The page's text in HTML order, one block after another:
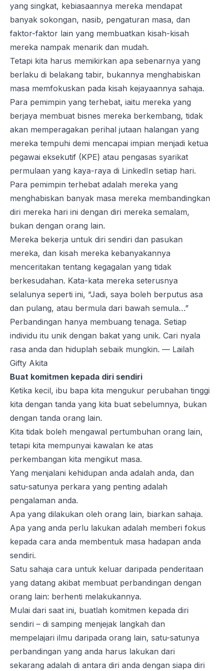
yang singkat, kebiasaannya mereka mendapat
banyak sokongan, nasib, pengaturan masa, dan
faktor-faktor lain yang membuatkan kisah-kisah
mereka nampak menarik dan mudah.
Tetapi kita harus memikirkan apa sebenarnya yang
berlaku di belakang tabir, bukannya menghabiskan
masa memfokuskan pada kisah kejayaannya sahaja.
Para pemimpin yang terhebat, iaitu mereka yang
berjaya membuat bisnes mereka berkembang, tidak
akan memperagakan perihal jutaan halangan yang
mereka tempuhi demi mencapai impian menjadi ketua
pegawai eksekutif (KPE) atau pengasas syarikat
permulaan yang kaya-raya di LinkedIn setiap hari.
Para pemimpin terhebat adalah mereka yang
menghabiskan banyak masa mereka membandingkan
diri mereka hari ini dengan diri mereka semalam,
bukan dengan orang lain.
Mereka bekerja untuk diri sendiri dan pasukan
mereka, dan kisah mereka kebanyakannya
menceritakan tentang kegagalan yang tidak
berkesudahan. Kata-kata mereka seterusnya
selalunya seperti ini, “Jadi, saya boleh berputus asa
dan pulang, atau bermula dari bawah semula…”
Perbandingan hanya membuang tenaga. Setiap
individu itu unik dengan bakat yang unik. Cari nyala
rasa anda dan hiduplah sebaik mungkin. — Lailah
Gifty Akita
Buat komitmen kepada diri sendiri
Ketika kecil, ibu bapa kita mengukur perubahan tinggi
kita dengan tanda yang kita buat sebelumnya, bukan
dengan tanda orang lain.
Kita tidak boleh mengawal pertumbuhan orang lain,
tetapi kita mempunyai kawalan ke atas
perkembangan kita mengikut masa.
Yang menjalani kehidupan anda adalah anda, dan
satu-satunya perkara yang penting adalah
pengalaman anda.
Apa yang dilakukan oleh orang lain, biarkan sahaja.
Apa yang anda perlu lakukan adalah memberi fokus
kepada cara anda membentuk masa hadapan anda
sendiri.
Satu sahaja cara untuk keluar daripada penderitaan
yang datang akibat membuat perbandingan dengan
orang lain: berhenti melakukannya.
Mulai dari saat ini, buatlah komitmen kepada diri
sendiri – di samping menjejak langkah dan
mempelajari ilmu daripada orang lain, satu-satunya
perbandingan yang anda harus lakukan dari
sekarang adalah di antara diri anda dengan siapa diri